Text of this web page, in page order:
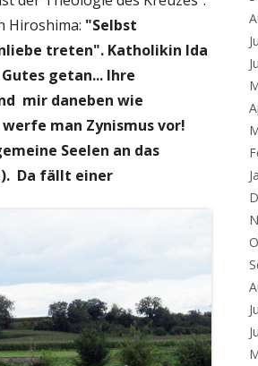
Hiroshima: "Selbst
treten". Katholikin Ida
getan... Ihre
mir daneben wie
man Zynismus vor!
Seelen an das
Da fällt einer